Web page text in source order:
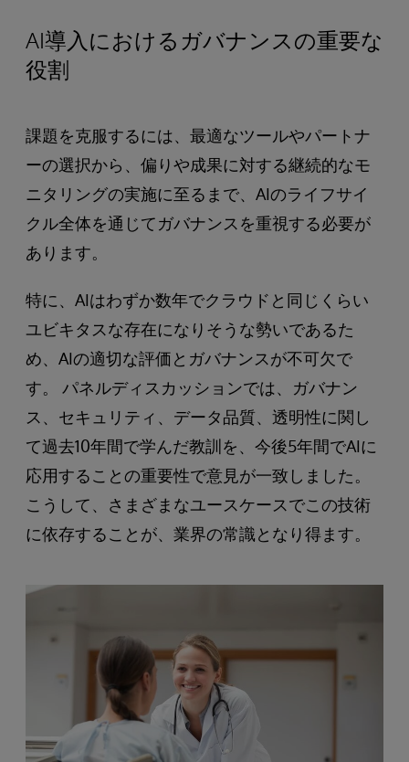
AI導入におけるガバナンスの重要な
役割
課題を克服するには、最適なツールやパートナ
ーの選択から、偏りや成果に対する継続的なモ
ニタリングの実施に至るまで、AIのライフサイ
クル全体を通じてガバナンスを重視する必要が
あります。
特に、AIはわずか数年でクラウドと同じくらい
ユビキタスな存在になりそうな勢いであるた
め、AIの適切な評価とガバナンスが不可欠で
す。 パネルディスカッションでは、ガバナン
ス、セキュリティ、データ品質、透明性に関し
て過去10年間で学んだ教訓を、今後5年間でAIに
応用することの重要性で意見が一致しました。
こうして、さまざまなユースケースでこの技術
に依存することが、業界の常識となり得ます。